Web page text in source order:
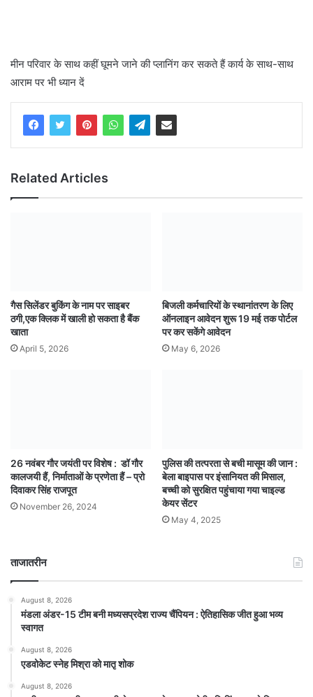
मीन परिवार के साथ कहीं घूमने जाने की प्लानिंग कर सकते हैं कार्य के साथ-साथ
आराम पर भी ध्यान दें
Related Articles
गैस सिलेंडर बुकिंग के नाम पर साइबर
ठगी,एक क्लिक में खाली हो सकता है बैंक
खाता
April 5, 2026
बिजली कर्मचारियों के स्थानांतरण के लिए
ऑनलाइन आवेदन शुरू 19 मई तक पोर्टल
पर कर सकेंगे आवेदन
May 6, 2026
26 नवंबर गौर जयंती पर विशेष : डॉ गौर
कालजयी हैं, निर्माताओं के प्रणेता हैं – प्रो
दिवाकर सिंह राजपूत
November 26, 2024
पुलिस की तत्परता से बची मासूम की जान :
बेला बाइपास पर इंसानियत की मिसाल,
बच्ची को सुरक्षित पहुंचाया गया चाइल्ड
केयर सेंटर
May 4, 2025
ताजातरीन
August 8, 2026
मंडला अंडर-15 टीम बनी मध्यसप्रदेश राज्य चैंपियन : ऐतिहासिक जीत हुआ भव्य
स्वागत
August 8, 2026
एडवोकेट स्नेह मिश्रा को मातृ शोक
August 8, 2026